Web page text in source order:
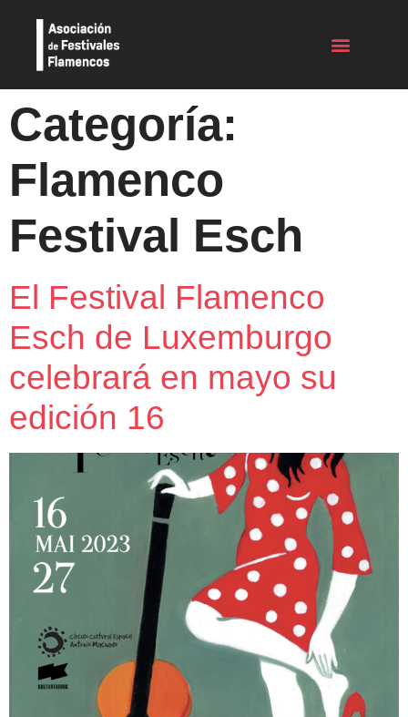
Categoría:
Flamenco
Festival Esch
El Festival Flamenco
Esch de Luxemburgo
celebrará en mayo su
edición 16